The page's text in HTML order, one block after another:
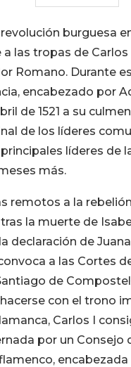
revolución
a las tropas de
Romano. Durante
encabezado por
de 1521 a su
de los líderes
líderes de
más.
remotos a la
la muerte de
declaración de
a las Cortes
de
con el trono
Carlos I
por un